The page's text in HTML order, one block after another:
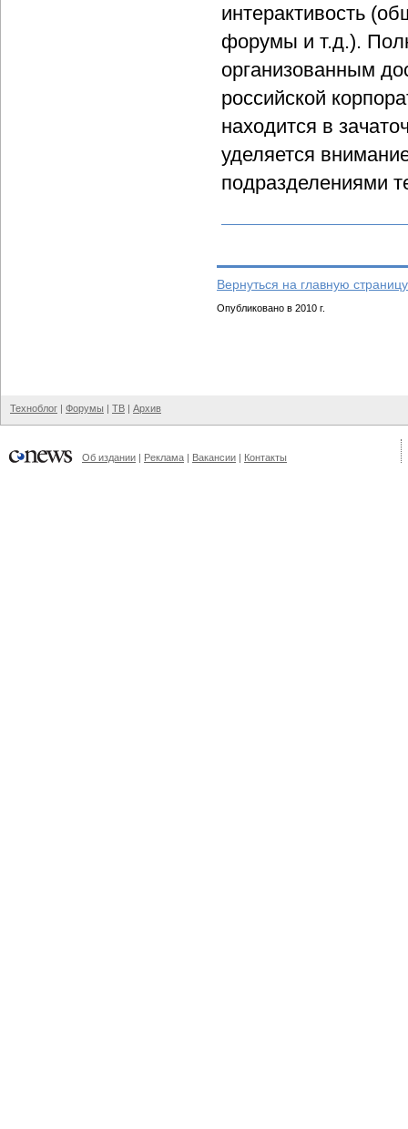
интерактивость
форумы и т.д.).
организованным
российской
находится в
уделяется
подразделениями
Вернуться на главную
Опубликовано в 2010 г.
Техноблог | Форумы | ТВ | Архив
Об издании | Реклама | Вакансии | Контакты